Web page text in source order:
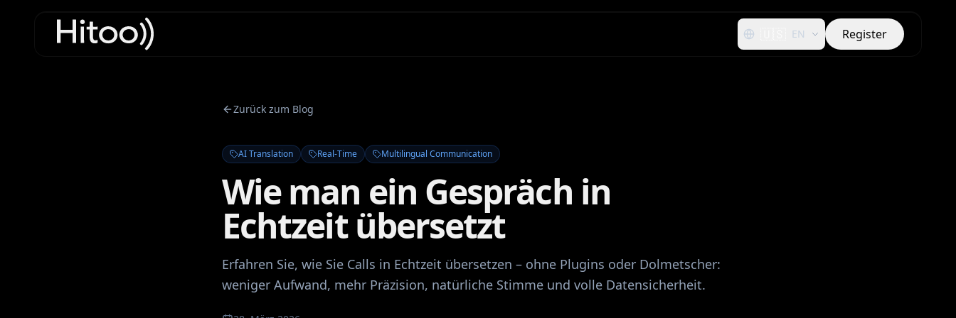
EN Register
Zurück zum Blog
AI Translation Real-Time Multilingual Communication
Wie man ein Gespräch in
Echtzeit übersetzt
Erfahren Sie, wie Sie Calls in Echtzeit übersetzen – ohne Plugins oder Dolmetscher:
weniger Aufwand, mehr Präzision, natürliche Stimme und volle Datensicherheit.